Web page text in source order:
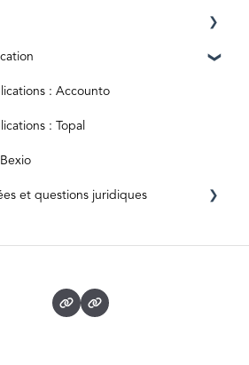
: Accounto
: Topal
et questions juridiques